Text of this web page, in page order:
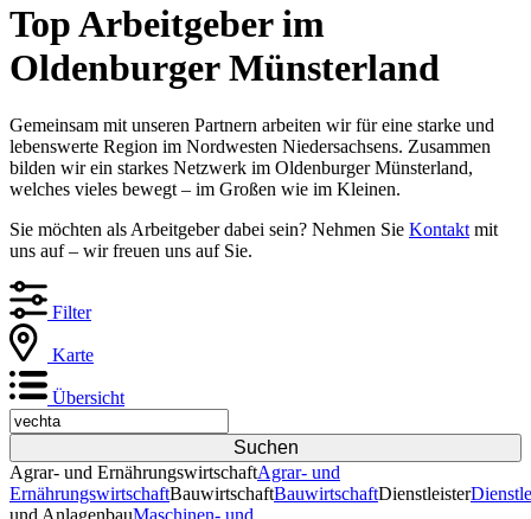
Top Arbeitgeber im
Oldenburger Münsterland
Gemeinsam mit unseren Partnern arbeiten wir für eine starke und
lebenswerte Region im Nordwesten Niedersachsens. Zusammen
bilden wir ein starkes Netzwerk im Oldenburger Münsterland,
welches vieles bewegt – im Großen wie im Kleinen.
Sie möchten als Arbeitgeber dabei sein? Nehmen Sie Kontakt mit
uns auf – wir freuen uns auf Sie.
Filter
Karte
Übersicht
Agrar- und ErnährungswirtschaftAgrar- und
ErnährungswirtschaftBauwirtschaftBauwirtschaftDienstleister